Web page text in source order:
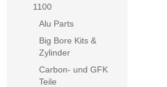
1100
Alu Parts
Big Bore Kits &
Zylinder
Carbon- und GFK
Teile